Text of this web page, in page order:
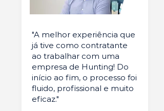
"A melhor experiência que
já tive como contratante
ao trabalhar com uma
empresa de Hunting! Do
início ao fim, o processo foi
fluido, profissional e muito
eficaz."